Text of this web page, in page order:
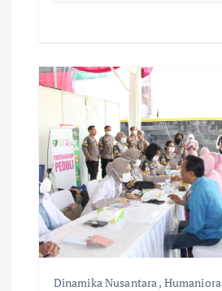
Dinamika Nusantara, Humaniora